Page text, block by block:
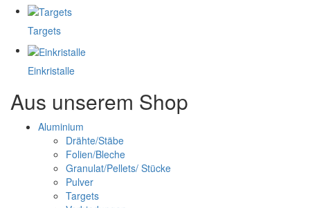
Targets
Einkristalle
Aus unserem Shop
Aluminium
Drähte/Stäbe
Folien/Bleche
Granulat/Pellets/ Stücke
Pulver
Targets